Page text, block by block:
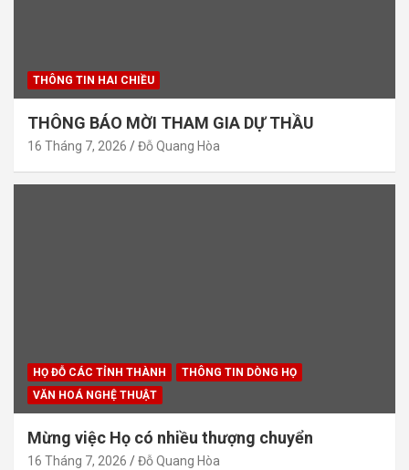
THÔNG TIN HAI CHIỀU
THÔNG BÁO MỜI THAM GIA DỰ THẦU
16 Tháng 7, 2026 Đỗ Quang Hòa
HỌ ĐỖ CÁC TỈNH THÀNH
THÔNG TIN DÒNG HỌ
VĂN HOÁ NGHỆ THUẬT
Mừng việc Họ có nhiều thượng chuyển
16 Tháng 7, 2026 Đỗ Quang Hòa